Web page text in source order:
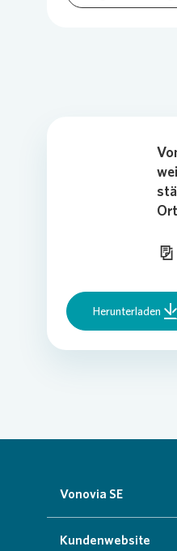
Ort
Herunterladen
Vonovia SE
Über uns
Kundenwebsite